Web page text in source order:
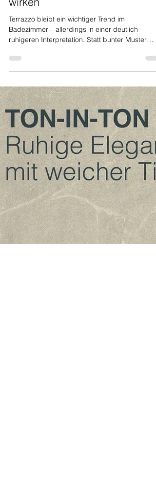
Terrazzo & Naturtöne:
Badezimmer – allerdings in einer deutlich
ruhigeren Interpretation. Statt bunter Muster
dominieren heute gedämpfte Naturtöne, warme
Graunuancen und harmonische
Materialkombinationen . Besonders elegant wirkt
die Kombination aus Terrazzo-Boden, ruhigen
Wandfliesen und warmen Holzdetails am
Waschtisch. Der Steinmix bringt eine lebendige
Struktur in den Raum, ohne die entspannte
Atmosphäre eines Badezimmers zu stören. Das
Ergebnis: ein Ba